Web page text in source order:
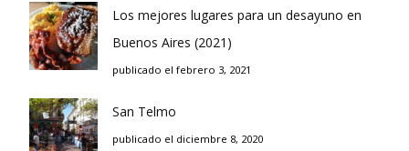
Los mejores lugares para un desayuno en
Buenos Aires (2021)
publicado el febrero 3, 2021
San Telmo
publicado el diciembre 8, 2020